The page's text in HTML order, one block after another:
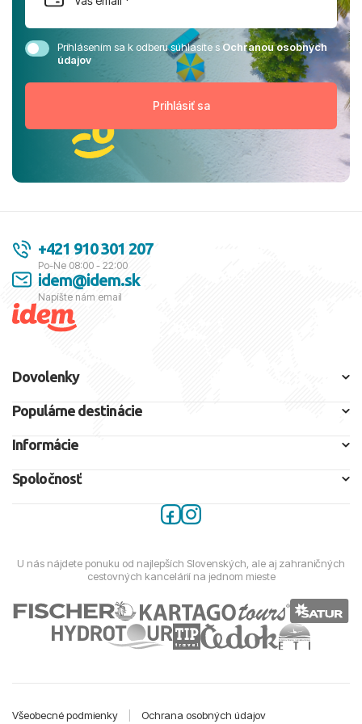
Prihlásením sa k odberu súhlasíte sOchranou osobných
údajov
+421 910 301 207
Po-Ne 08:00 - 22:00
idem@idem.sk
Napíšte nám email
Dovolenky
Populárne destinácie
Informácie
Spoločnosť
U nás nájdete ponuku od najlepších Slovenských, ale aj zahraničných
cestovných kancelárií na jednom mieste
Všeobecné podmienky Ochrana osobných údajov